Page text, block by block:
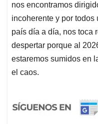
nos encontramos
incoherente y por todos
país día a día, nos toca
despertar porque al
estaremos sumidos en
el caos.